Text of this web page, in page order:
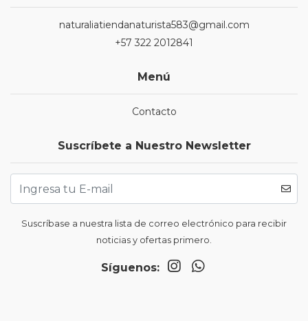
naturaliatiendanaturista583@gmail.com
+57 322 2012841
Menú
Contacto
Suscríbete a Nuestro Newsletter
Suscríbase a nuestra lista de correo electrónico para recibir
noticias y ofertas primero.
Síguenos: